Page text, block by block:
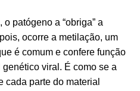
patógeno a “obriga” a
ocorre a metilação, um
é comum e confere função
viral. É como se a
cada parte do material